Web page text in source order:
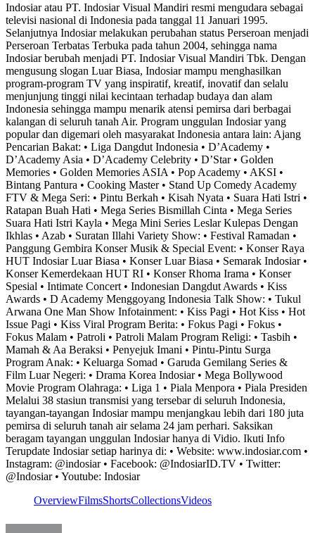
Indosiar atau PT. Indosiar Visual Mandiri resmi mengudara sebagai
televisi nasional di Indonesia pada tanggal 11 Januari 1995.
Selanjutnya Indosiar melakukan perubahan status Perseroan menjadi
Perseroan Terbatas Terbuka pada tahun 2004, sehingga nama
Indosiar berubah menjadi PT. Indosiar Visual Mandiri Tbk. Dengan
mengusung slogan Luar Biasa, Indosiar mampu menghasilkan
program-program TV yang inspiratif, kreatif, inovatif dan selalu
menjunjung tinggi nilai kecintaan terhadap budaya dan alam
Indonesia sehingga mampu menarik atensi pemirsa dari berbagai
kalangan di seluruh tanah Air. Program unggulan Indosiar yang
popular dan digemari oleh masyarakat Indonesia antara lain: Ajang
Pencarian Bakat: • Liga Dangdut Indonesia • D’Academy •
D’Academy Asia • D’Academy Celebrity • D’Star • Golden
Memories • Golden Memories ASIA • Pop Academy • AKSI •
Bintang Pantura • Cooking Master • Stand Up Comedy Academy
FTV & Mega Seri: • Pintu Berkah • Kisah Nyata • Suara Hati Istri •
Ratapan Buah Hati • Mega Series Bismillah Cinta • Mega Series
Suara Hati Istri Kayla • Mega Mini Series Leslar Kulepas Dengan
Ikhlas • Azab • Suratan Illahi Variety Show: • Festival Ramadan •
Panggung Gembira Konser Musik & Special Event: • Konser Raya
HUT Indosiar Luar Biasa • Konser Luar Biasa • Semarak Indosiar •
Konser Kemerdekaan HUT RI • Konser Rhoma Irama • Konser
Spesial • Intimate Concert • Indonesian Dangdut Awards • Kiss
Awards • D Academy Menggoyang Indonesia Talk Show: • Tukul
Arwana One Man Show Infotainment: • Kiss Pagi • Hot Kiss • Hot
Issue Pagi • Kiss Viral Program Berita: • Fokus Pagi • Fokus •
Fokus Malam • Patroli • Patroli Malam Program Religi: • Tasbih •
Mamah & Aa Beraksi • Penyejuk Imani • Pintu-Pintu Surga
Program Anak: • Keluarga Somad • Garuda Gemilang Series &
Film Luar Negeri: • Drama Korea Indosiar • Mega Bollywood
Movie Program Olahraga: • Liga 1 • Piala Menpora • Piala Presiden
Melalui 38 stasiun transmisi yang tersebar di seluruh Indonesia,
tayangan-tayangan Indosiar mampu menjangkau lebih dari 180 juta
pemirsa di seluruh tanah air selama 24 jam perhari. Saksikan
beragam tayangan unggulan Indosiar hanya di Vidio. Ikuti Info
Terupdate Indosiar setiap harinya di: • Website: www.indosiar.com •
Instagram: @indosiar • Facebook: @IndosiarID.TV • Twitter:
@Indosiar • Youtube: Indosiar
OverviewFilmsShortsCollectionsVideos